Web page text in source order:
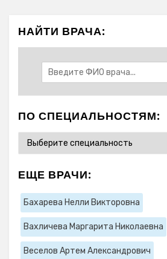
НАЙТИ ВРАЧА:
ПО СПЕЦИАЛЬНОСТЯМ:
ЕЩЕ ВРАЧИ:
Бахарева Нелли Викторовна
Вахличева Маргарита Николаевна
Веселов Артем Александрович